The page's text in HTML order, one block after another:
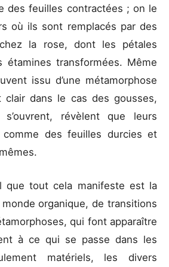
des feuilles contractées ; on le
où ils sont remplacés par des
la rose, dont les pétales
étamines transformées. Même
issu d’une métamorphose
clair dans le cas des gousses,
révèlent que leurs
comme des feuilles durcies et
que tout cela manifeste est la
organique, de transitions
qui font apparaître
à ce qui se passe dans les
matériels, les divers